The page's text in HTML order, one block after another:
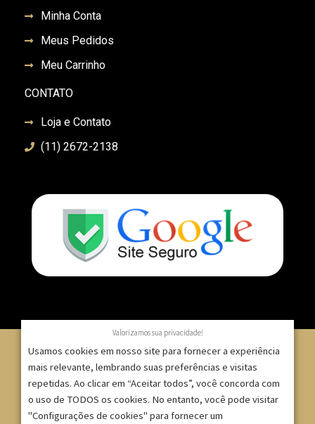
Minha Conta
Meus Pedidos
Meu Carrinho
CONTATO
Loja e Contato
(11) 2672-2138
© 2007 – 2025 – ImpressionModaFesta | Rua Serra de
Japi, 1332 – Tatuapé – São Paulo/SP – CNPJ:
Valorizamos sua privacidade!
Usamos cookies em nosso site para fornecer a experiência
mais relevante, lembrando suas preferências e visitas
repetidas. Ao clicar em “Aceitar todos”, você concorda com
o uso de TODOS os cookies. No entanto, você pode visitar
"Configurações de cookies" para fornecer um